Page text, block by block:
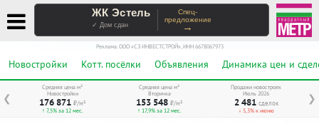
ЖК Эстель
✓ Дом сдан
Спец-
предложение
→
Реклама. ООО «СЗ ИНВЕСТСТРОЙ», ИНН 6678067973
Новостройки Котт. посёлки Объявления Динамика цен и
❮ ❯
Средняя цена м²
Новостройки
176 871 ₽/м²
↑ 7,5% за 12 мес.
Средняя цена м²
Вторичка
153 548 ₽/м²
↑ 17,9% за 12 мес.
Продажи новостроек
Июль 2026
2 481 сделок
↓ 5,3% к июню